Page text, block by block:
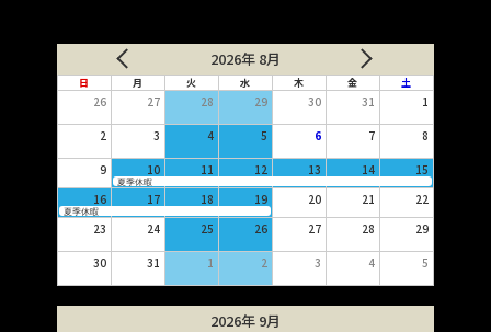
2026年 8月
日 月 火 水 木 金 土
26 27 28 29 30 31 1
2 3 4 5 6 7 8
9 10 11 12 13 14 15
夏季休暇
16 17 18 19 20 21 22
夏季休暇
23 24 25 26 27 28 29
30 31 1 2 3 4 5
2026年 9月